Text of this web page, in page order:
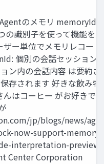
のメモリ memoryIdと
の識別子を使って機能を
ー単位でメモリレコー
個別の会話セッション
ン内の会話内容 は要約さ
存されます 好きな飲み物
はコーヒー がお好きで
jp/blogs/news/
now-support-memory-
interpretation-preview/
Center Corporation